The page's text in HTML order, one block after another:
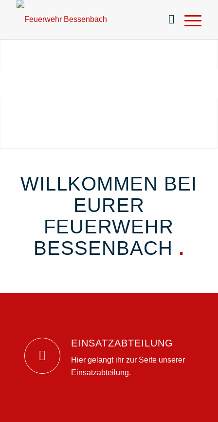
WILLKOMMEN BEI
EURER
FEUERWEHR
BESSENBACH .
EINSATZABTEILUNG
Hier gelangt ihr zur Seite unserer
Einsatzabteilung.